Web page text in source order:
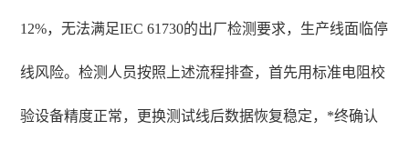
12%，无法满足IEC 61730的出厂检测要求，生产线面临停
线风险。检测人员按照上述流程排查，首先用标准电阻校
验设备精度正常，更换测试线后数据恢复稳定，*终确认